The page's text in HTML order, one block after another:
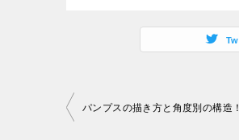
投パンプスの描き方と角度別の構造